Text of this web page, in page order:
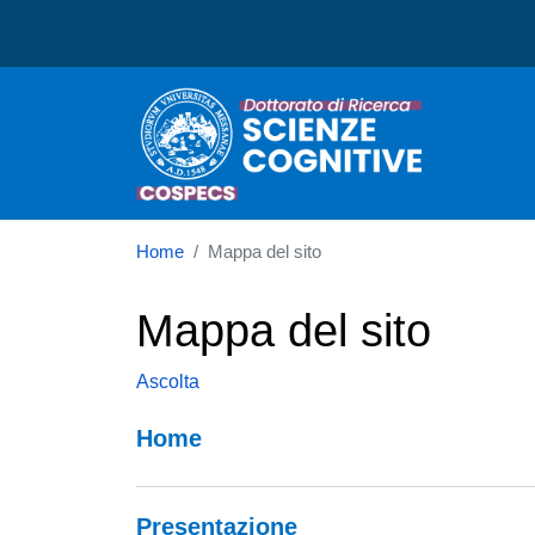
Home Mappa del sito
Mappa del sito
Ascolta
Navigazione principale
Home
Presentazione